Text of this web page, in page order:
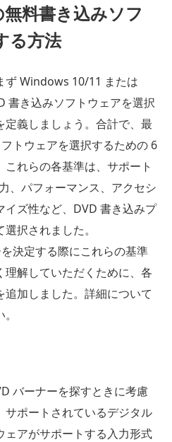
料書き込みソフ
る方法
ず Windows 10/11 または
書き込みソフトウェアを選択
義しましょう。合計で、最
トウェアを選択するための 6
れらの各基準は、サポート
、パフォーマンス、アクセシ
イズ性など、DVD 書き込みプ
択されました。
決定する際にこれらの基準
解していただくために、各
加しました。詳細について
バーナーを探すときに考慮
ポートされているデジタル
ェアがサポートする入力形式